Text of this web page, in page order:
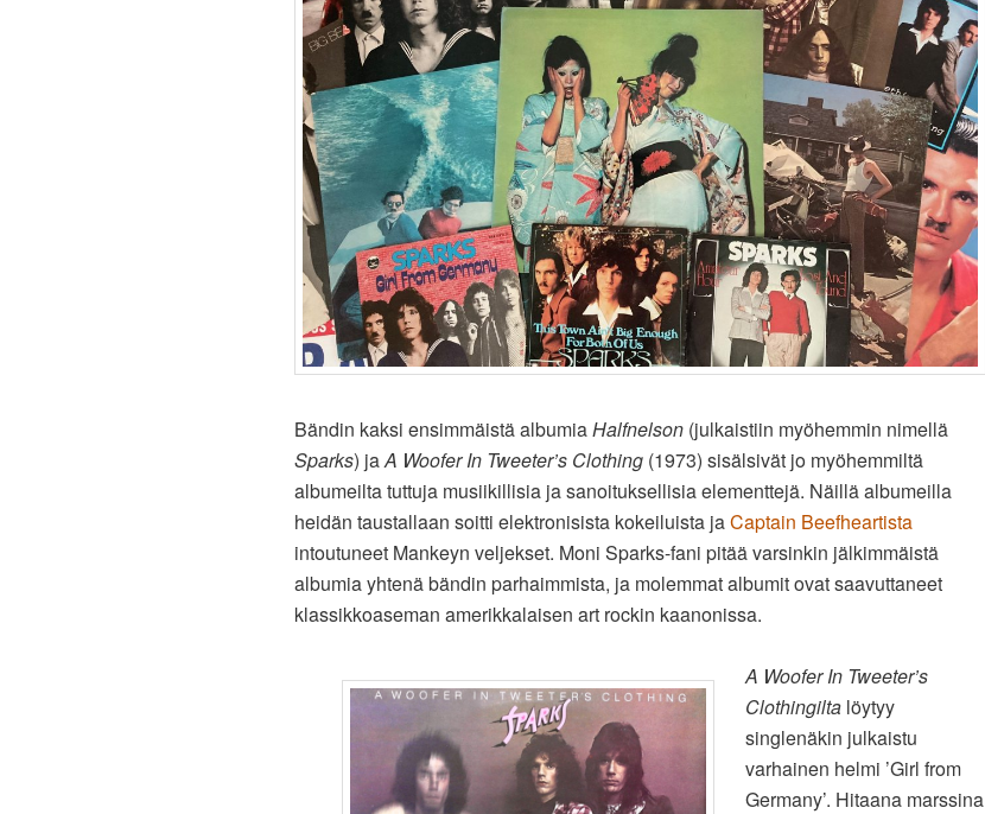
Bändin kaksi ensimmäistä albumiaHalfnelson (julkaistiin myöhemmin nimellä
Sparks) jaA Woofer In Tweeter’s Clothing (1973) sisälsivät jo myöhemmiltä
albumeilta tuttuja musiikillisia ja sanoituksellisia elementtejä. Näillä albumeilla
heidän taustallaan soitti elektronisista kokeiluista jaCaptain Beefheartista
intoutuneet Mankeyn veljekset. Moni Sparks-fani pitää varsinkin jälkimmäistä
albumia yhtenä bändin parhaimmista, ja molemmat albumit ovat saavuttaneet
klassikkoaseman amerikkalaisen art rockin kaanonissa.
A Woofer In Tweeter’s
Clothingilta löytyy
singlenäkin julkaistu
varhainen helmi ’Girl from
Germany’. Hitaana marssina